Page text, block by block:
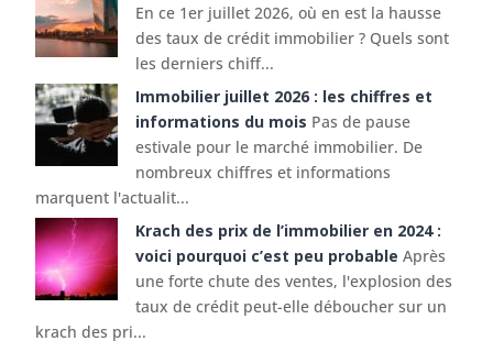
En ce 1er juillet 2026, où en est la hausse
des taux de crédit immobilier ? Quels sont
les derniers chiff...
Immobilier juillet 2026 : les chiffres et
informations du mois Pas de pause
estivale pour le marché immobilier. De
nombreux chiffres et informations
marquent l'actualit...
Krach des prix de l’immobilier en 2024 :
voici pourquoi c’est peu probable Après
une forte chute des ventes, l'explosion des
taux de crédit peut-elle déboucher sur un
krach des pri...